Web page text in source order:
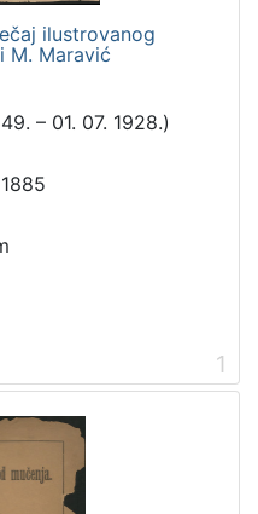
ilustrovanog
M. Maravić
– 01. 07. 1928.)
1